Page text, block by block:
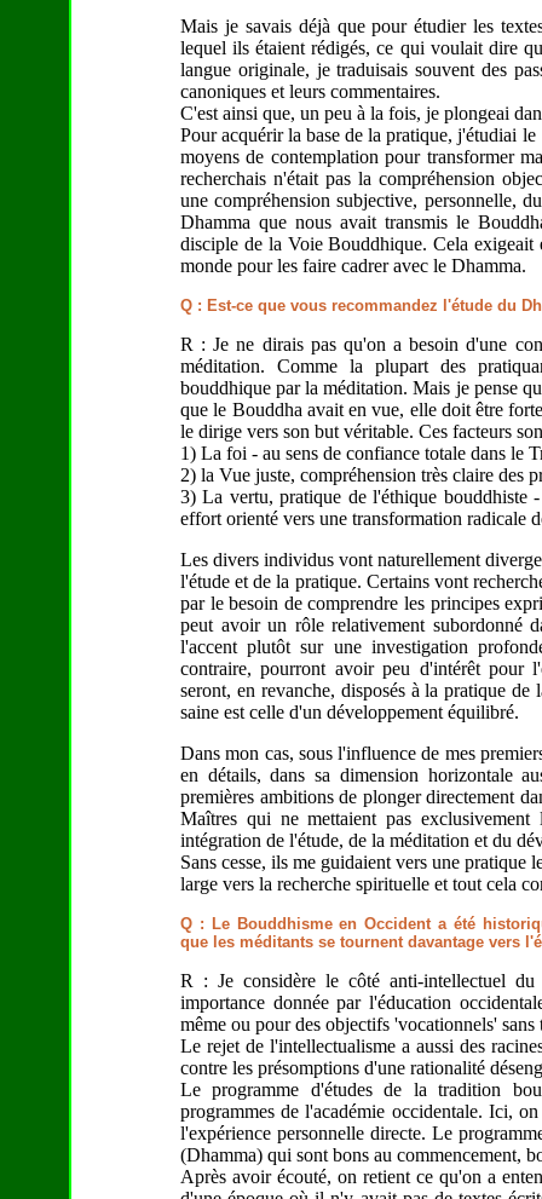
Mais je savais déjà que pour étudier les
lequel ils étaient rédigés, ce qui voulait dire
langue originale, je traduisais souvent des
canoniques et leurs commentaires.
C'est ainsi que, un peu à la fois, je plongeai
Pour acquérir la base de la pratique, j'étudiai
moyens de contemplation pour transformer
recherchais n'était pas la compréhension
une compréhension subjective, personnelle,
Dhamma que nous avait transmis le
disciple de la Voie Bouddhique. Cela exigeait
monde pour les faire cadrer avec le Dhamma.
Q : Est-ce que vous recommandez l'étude du
R : Je ne dirais pas qu'on a besoin d'une
méditation. Comme la plupart des
bouddhique par la méditation. Mais je pense
que le Bouddha avait en vue, elle doit être
le dirige vers son but véritable. Ces facteurs
1) La foi - au sens de confiance totale dans le
2) la Vue juste, compréhension très claire des
3) La vertu, pratique de l'éthique bouddhiste
effort orienté vers une transformation radicale
Les divers individus vont naturellement
l'étude et de la pratique. Certains vont
par le besoin de comprendre les principes
peut avoir un rôle relativement subordonné
l'accent plutôt sur une investigation
contraire, pourront avoir peu d'intérêt pour
seront, en revanche, disposés à la pratique
saine est celle d'un développement équilibré.
Dans mon cas, sous l'influence de mes
en détails, dans sa dimension horizontale
premières ambitions de plonger directement
Maîtres qui ne mettaient pas
intégration de l'étude, de la méditation et du
Sans cesse, ils me guidaient vers une pratique
large vers la recherche spirituelle et tout cela
Q : Le Bouddhisme en Occident a été
que les méditants se tournent davantage vers
R : Je considère le côté anti-intellectuel du
importance donnée par l'éducation
même ou pour des objectifs 'vocationnels'
Le rejet de l'intellectualisme a aussi des
contre les présomptions d'une rationalité
Le programme d'études de la tradition
programmes de l'académie occidentale. Ici,
l'expérience personnelle directe. Le
(Dhamma) qui sont bons au commencement,
Après avoir écouté, on retient ce qu'on a